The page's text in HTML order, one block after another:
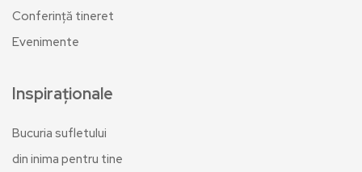
Conferință tineret
Evenimente
Inspiraționale
Bucuria sufletului
din inima pentru tine